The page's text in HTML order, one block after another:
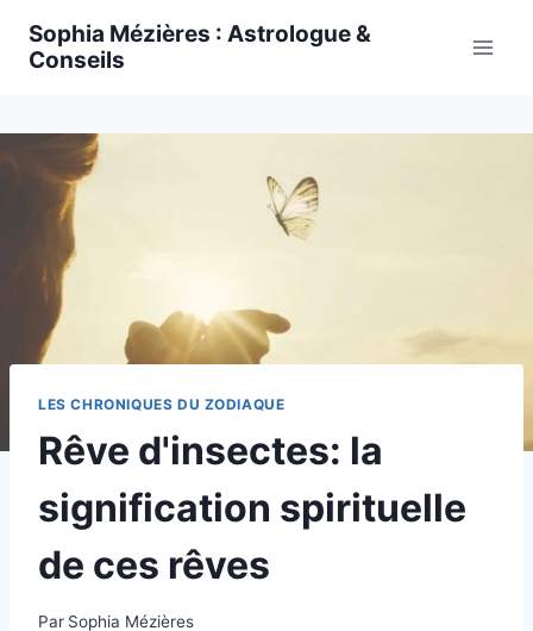
Sophia Mézières : Astrologue &
Conseils
LES CHRONIQUES DU ZODIAQUE
Rêve d'insectes: la
signification spirituelle
de ces rêves
Par Sophia Mézières